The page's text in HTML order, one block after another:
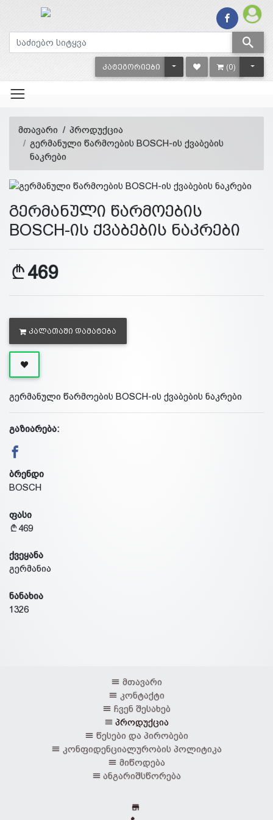
ᲙᲐᲢᲔᲒᲝᲠᲘᲔᲑᲘ TOGGLE DROPDOWN
(0)
მთავარი
პროდუქცია
გერმანული წარმოების BOSCH-ის ქვაბების
ნაკრები
გერმანული წარმოების
BOSCH-ის ქვაბების ნაკრები
469
ᲙᲐᲚᲐᲗᲐᲨᲘ ᲓᲐᲛᲐᲢᲔᲑᲐ
გერმანული წარმოების BOSCH-ის ქვაბების ნაკრები
გაზიარება:
ბრენდი
BOSCH
ფასი
469
ქვეყანა
გერმანია
ნანახია
1326
მთავარი
კონტაქტი
ჩვენ შესახებ
პროდუქცია
წესები და პირობები
კონფიდენციალურობის პოლიტიკა
მიწოდება
ანგარიშსწორება